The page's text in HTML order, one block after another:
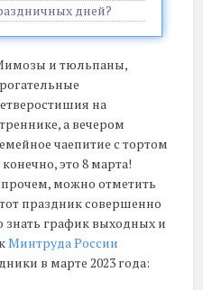
дней?
и тюльпаны,
на
а вечером
чаепитие с тортом
конечно, это 8 марта!
можно отметить
праздник совершенно
знать график выходных и
Минтруда России
в марте 2023 года: